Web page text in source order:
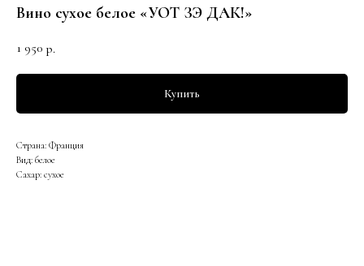
Вино сухое белое «УОТ ЗЭ ДАК!»
1 950 р.
Купить
Страна: Франция
Вид: белое
Сахар: сухое